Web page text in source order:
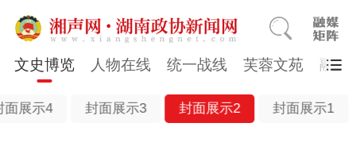
文史博览 人物在线 统一战线 芙蓉文苑 融媒
面展示4 封面展示3 封面展示2 封面展示1